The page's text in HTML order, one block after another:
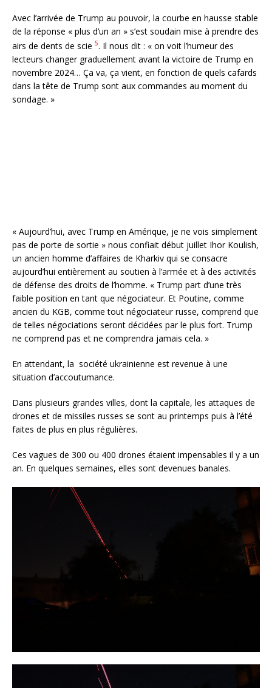
Avec l’arrivée de Trump au pouvoir, la courbe en hausse stable
de la réponse « plus d’un an » s’est soudain mise à prendre des
airs de dents de scie 5. Il nous dit : « on voit l’humeur des
lecteurs changer graduellement avant la victoire de Trump en
novembre 2024… Ça va, ça vient, en fonction de quels cafards
dans la tête de Trump sont aux commandes au moment du
sondage. »
« Aujourd’hui, avec Trump en Amérique, je ne vois simplement
pas de porte de sortie » nous confiait début juillet Ihor Koulish,
un ancien homme d’affaires de Kharkiv qui se consacre
aujourd’hui entièrement au soutien à l’armée et à des activités
de défense des droits de l’homme. « Trump part d’une très
faible position en tant que négociateur. Et Poutine, comme
ancien du KGB, comme tout négociateur russe, comprend que
de telles négociations seront décidées par le plus fort. Trump
ne comprend pas et ne comprendra jamais cela. »
En attendant, la société ukrainienne est revenue à une
situation d’accoutumance.
Dans plusieurs grandes villes, dont la capitale, les attaques de
drones et de missiles russes se sont au printemps puis à l’été
faites de plus en plus régulières.
Ces vagues de 300 ou 400 drones étaient impensables il y a un
an. En quelques semaines, elles sont devenues banales.